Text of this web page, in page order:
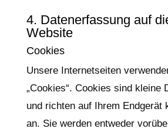
4. Datenerfassung auf
Website
Cookies
Unsere Internetseiten
„Cookies“. Cookies sind kleine
und richten auf Ihrem Endgerät
an. Sie werden entweder